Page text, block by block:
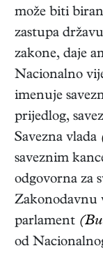
može biti
zastupa
zakone, daje
Nacionalno
imenuje
prijedlog,
Savezna vlada
saveznim
odgovorna za
Zakonodavnu
parlament
od